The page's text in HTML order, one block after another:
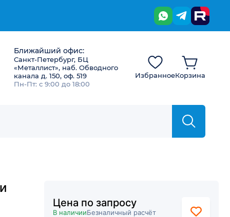
Ближайший офис:
Санкт-Петербург, БЦ
«Металлист», наб. Обводного
канала д. 150, оф. 519
Пн-Пт: с 9:00 до 18:00
ИзбранноеКорзина
Цена по запросу
В наличииБезналичный расчёт